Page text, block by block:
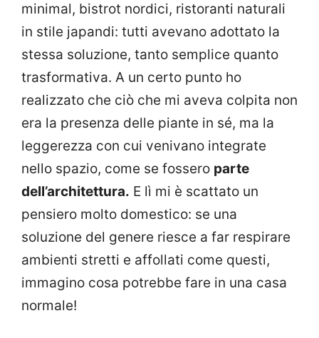
minimal, bistrot nordici, ristoranti naturali
in stile japandi: tutti avevano adottato la
stessa soluzione, tanto semplice quanto
trasformativa. A un certo punto ho
realizzato che ciò che mi aveva colpita non
era la presenza delle piante in sé, ma la
leggerezza con cui venivano integrate
nello spazio, come se fossero parte
dell’architettura. E lì mi è scattato un
pensiero molto domestico: se una
soluzione del genere riesce a far respirare
ambienti stretti e affollati come questi,
immagino cosa potrebbe fare in una casa
normale!